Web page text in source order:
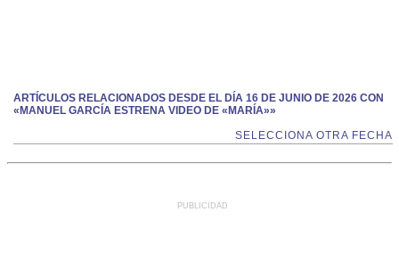
ARTÍCULOS RELACIONADOS DESDE EL DÍA 16 DE JUNIO DE 2026 CON
«MANUEL GARCÍA ESTRENA VIDEO DE «MARÍA»»
SELECCIONA OTRA FECHA
PUBLICIDAD